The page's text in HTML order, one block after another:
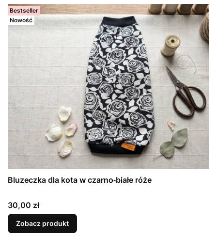
Bestseller
Nowość
Bluzeczka dla kota w czarno‑białe róże
Cena
30,00 zł
Zobacz produkt